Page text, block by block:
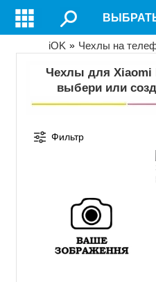
основному
содержанию
СтрокаiOK Чехлы на
Чехлы для Xiaomi
выбери или
Фильтр